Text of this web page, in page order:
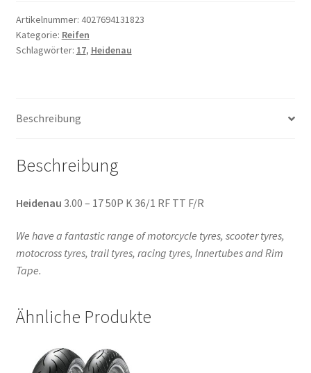
-
17
50P
Artikelnummer: 4027694131823
Kategorie: Reifen
Schlagwörter: 17, Heidenau
Beschreibung
Beschreibung
Heidenau 3.00 – 17 50P K 36/1 RF TT F/R
We have a fantastic range of motorcycle tyres, scooter tyres,
motocross tyres, trail tyres, racing tyres, Innertubes and Rim
Tape.
Ähnliche Produkte